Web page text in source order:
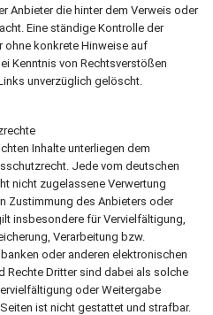
Anbieter die hinter dem Verweis oder
Eine ständige Kontrolle der
ohne konkrete Hinweise auf
Kenntnis von Rechtsverstößen
unverzüglich gelöscht.
Inhalte unterliegen dem
Jede vom deutschen
nicht zugelassene Verwertung
Zustimmung des Anbieters oder
insbesondere für Vervielfältigung,
Verarbeitung bzw.
oder anderen elektronischen
Rechte Dritter sind dabei als solche
oder Weitergabe
ist nicht gestattet und strafbar.